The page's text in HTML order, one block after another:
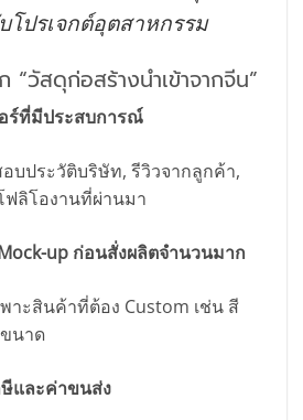
โปรเจกต์อุตสาหกรรม
“วัสดุก่อสร้างนำเข้าจากจีน”
ร์ที่มีประสบการณ์
บประวัติบริษัท, รีวิวจากลูกค้า,
ฟลิโองานที่ผ่านมา
up ก่อนสั่งผลิตจำนวนมาก
าะสินค้าที่ต้อง Custom เช่น สี
นาด
และค่าขนส่ง